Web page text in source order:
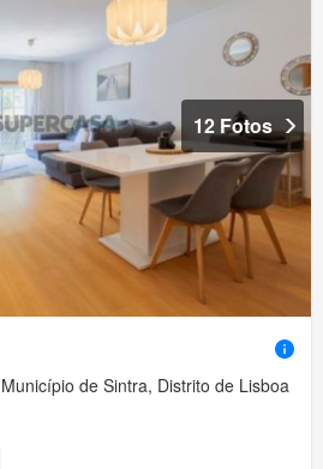
12 Fotos
de Sintra, Distrito de Lisboa